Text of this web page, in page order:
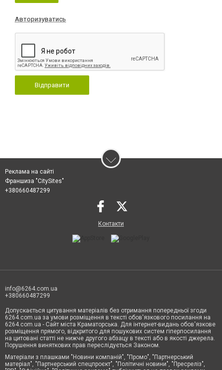
Авторизуватись
Відправити
Реклама на сайті
Франшиза "CitySites"
+380660487299
Контакти
info@6264.com.ua
+380660487299
Допускається цитування матеріалів без отримання попередньої згоди
6264.com.ua за умови розміщення в тексті обов'язкового посилання на
6264.com.ua - Сайт міста Краматорська. Для інтернет-видань обов'язкове
розміщення прямого, відкритого для пошукових систем гіперпосилання
на цитовані статті не нижче другого абзацу в тексті або в якості джерела.
Порушення виняткових прав переслідується Законом.
Матеріали з плашками "Новини компаній", "Промо", "Партнерський
матеріал", "Партнерський спецпроєкт", "Політичні новини", "Пресреліз",